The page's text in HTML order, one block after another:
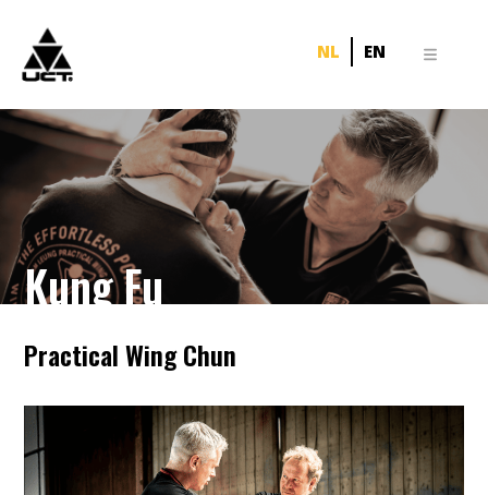
NL EN
Kung Fu
Practical Wing Chun